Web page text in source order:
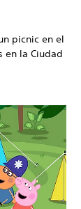
picnic en el
en la Ciudad